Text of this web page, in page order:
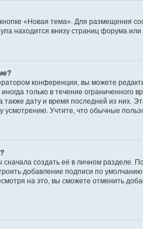
«Новая тема». Для размещения
находится внизу страниц форума
конференции, вы можете
только в течение
также дату и время последней из
Учтите, что обычные
создать её в личном разделе.
добавление подписи по
на это, вы сможете отменить